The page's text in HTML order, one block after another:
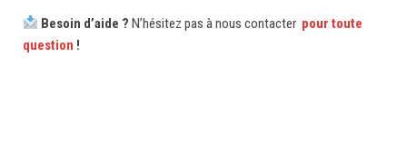
Besoin d’aide ? N’hésitez pas à nous contacter pour toute
question !